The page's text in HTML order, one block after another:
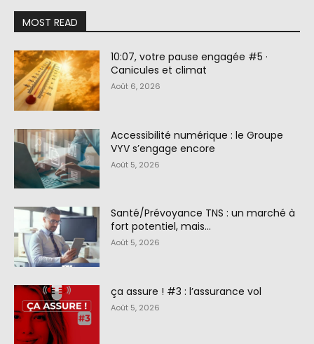
MOST READ
10:07, votre pause engagée #5 ·
Canicules et climat
Août 6, 2026
Accessibilité numérique : le Groupe
VYV s’engage encore
Août 5, 2026
Santé/Prévoyance TNS : un marché à
fort potentiel, mais…
Août 5, 2026
ça assure ! #3 : l’assurance vol
Août 5, 2026